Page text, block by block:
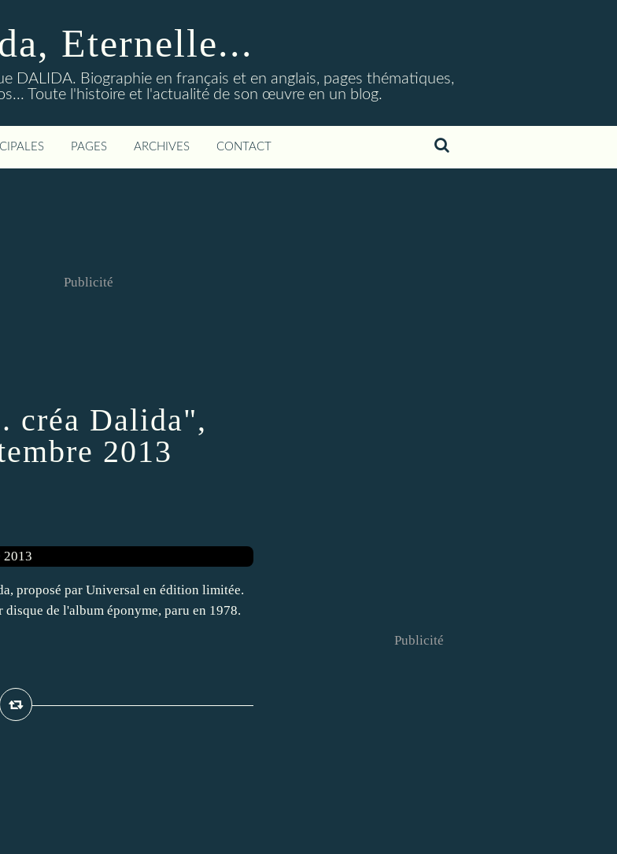
Eternelle...
DALIDA. Biographie en français et en anglais, pages thématiques,
Toute l'histoire et l'actualité de son œuvre en un blog.
PAGES ARCHIVES CONTACT
Publicité
créa Dalida",
2013
proposé par Universal en édition limitée.
de l'album éponyme, paru en 1978.
Publicité